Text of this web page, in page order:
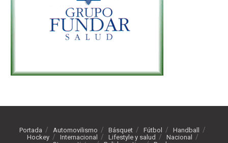
Portada Automovilismo Básquet Fútbol
Handball
Hockey
Internacional Lifestyle y salud
Nacional